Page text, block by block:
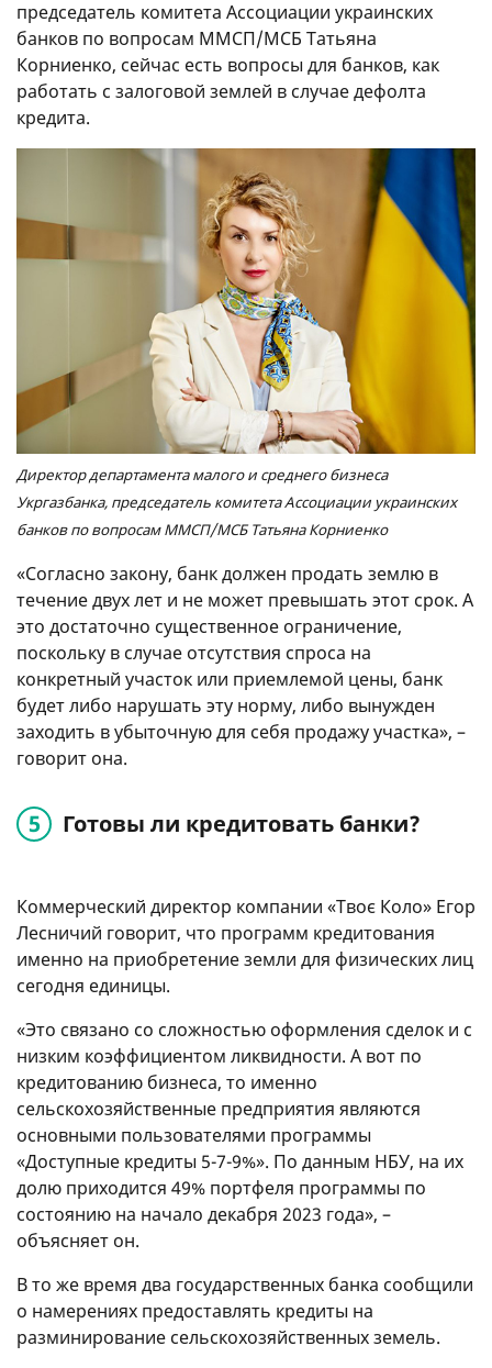
председатель комитета Ассоциации украинских
банков по вопросам ММСП/МСБ Татьяна
Корниенко, сейчас есть вопросы для банков, как
работать с залоговой землей в случае дефолта
кредита.
Директор департамента малого и среднего бизнеса
Укргазбанка, председатель комитета Ассоциации украинских
банков по вопросам ММСП/МСБ Татьяна Корниенко
«Согласно закону, банк должен продать землю в
течение двух лет и не может превышать этот срок. А
это достаточно существенное ограничение,
поскольку в случае отсутствия спроса на
конкретный участок или приемлемой цены, банк
будет либо нарушать эту норму, либо вынужден
заходить в убыточную для себя продажу участка», –
говорит она.
Готовы ли кредитовать банки?
Коммерческий директор компании «Твоє Коло» Егор
Лесничий говорит, что программ кредитования
именно на приобретение земли для физических лиц
сегодня единицы.
«Это связано со сложностью оформления сделок и с
низким коэффициентом ликвидности. А вот по
кредитованию бизнеса, то именно
сельскохозяйственные предприятия являются
основными пользователями программы
«Доступные кредиты 5-7-9%». По данным НБУ, на их
долю приходится 49% портфеля программы по
состоянию на начало декабря 2023 года», –
объясняет он.
В то же время два государственных банка сообщили
о намерениях предоставлять кредиты на
разминирование сельскохозяйственных земель.